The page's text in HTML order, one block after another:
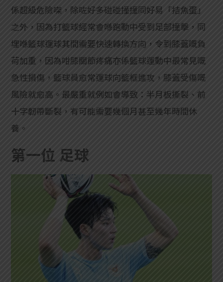
係超級危險㗎，除咗好多碰碰撞撞同好易「拮魚蛋」
之外，因為打籃球經常會喺跑動中受到足部撞擊，同
埋喺籃球運球其間需要快速轉換方向，令到膝蓋嘅負
荷加重，因為咁膝關節疼痛亦係籃球運動中最常見嘅
急性損傷，籃球員愈常運球向籃框進攻，膝蓋受傷嘅
風險就愈高。最嚴重就例如會導致：半月板撕裂、前
十字韌帶斷裂，有可能需要幾個月甚至幾年時間休
養。
第一位 足球